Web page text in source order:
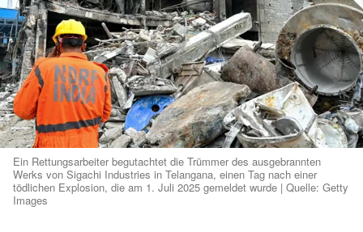
Ein Rettungsarbeiter begutachtet die Trümmer des ausgebrannten
Werks von Sigachi Industries in Telangana, einen Tag nach einer
tödlichen Explosion, die am 1. Juli 2025 gemeldet wurde | Quelle: Getty
Images